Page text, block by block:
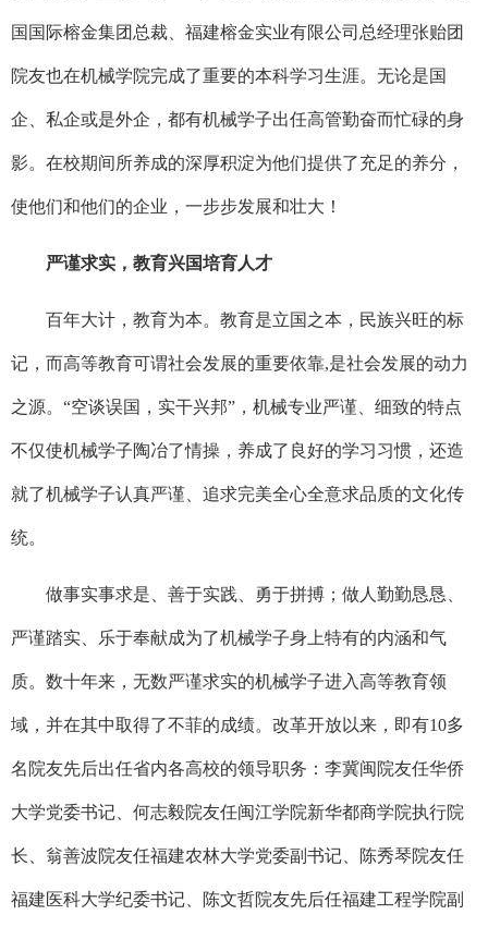
国国际榕金集团总裁、福建榕金实业有限公司总经理张贻团
院友也在机械学院完成了重要的本科学习生涯。无论是国
企、私企或是外企，都有机械学子出任高管勤奋而忙碌的身
影。在校期间所养成的深厚积淀为他们提供了充足的养分，
使他们和他们的企业，一步步发展和壮大！
严谨求实，教育兴国培育人才
百年大计，教育为本。教育是立国之本，民族兴旺的标
记，而高等教育可谓社会发展的重要依靠,是社会发展的动力
之源。“空谈误国，实干兴邦”，机械专业严谨、细致的特点
不仅使机械学子陶冶了情操，养成了良好的学习习惯，还造
就了机械学子认真严谨、追求完美全心全意求品质的文化传
统。
做事实事求是、善于实践、勇于拼搏；做人勤勤恳恳、
严谨踏实、乐于奉献成为了机械学子身上特有的内涵和气
质。数十年来，无数严谨求实的机械学子进入高等教育领
域，并在其中取得了不菲的成绩。改革开放以来，即有10多
名院友先后出任省内各高校的领导职务：李冀闽院友任华侨
大学党委书记、何志毅院友任闽江学院新华都商学院执行院
长、翁善波院友任福建农林大学党委副书记、陈秀琴院友任
福建医科大学纪委书记、陈文哲院友先后任福建工程学院副